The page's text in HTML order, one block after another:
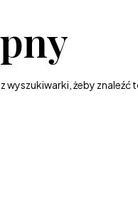
żeby znaleźć